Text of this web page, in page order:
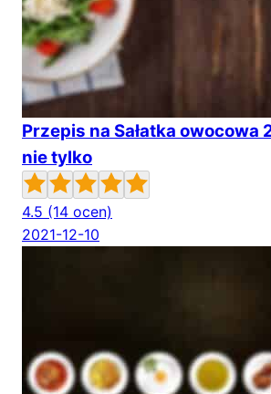
Przepis na Sałatka owocowa
nie tylko
4.5 (14 ocen)
2021-12-10